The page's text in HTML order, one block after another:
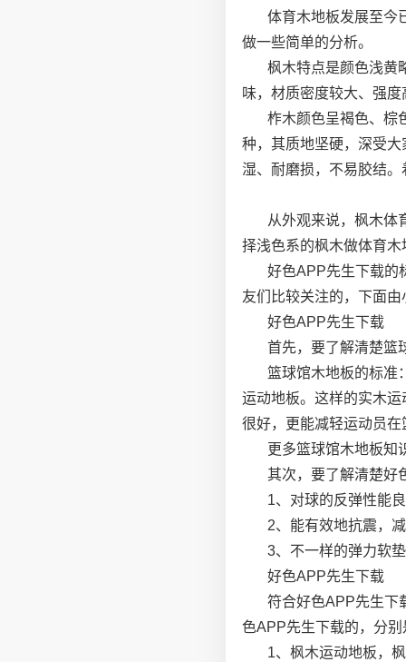
体育木地板发展至今
做一些简单的分析。
枫木特点是颜色浅黄
味，材质密度较大、强
柞木颜色呈褐色、棕
种，其质地坚硬，深受
湿、耐磨损，不易胶结
从外观来说，枫木体
择浅色系的枫木做体育
好色APP先生下载的
友们比较关注的，下面
好色APP先生下载
首先，要了解清楚篮
篮球馆木地板的标准
运动地板。这样的实木
很好，更能减轻运动员
更多篮球馆木地板知
其次，要了解清楚好
1、对球的反弹性能
2、能有效地抗震，
3、不一样的弹力软
好色APP先生下载
符合好色APP先生下
色APP先生下载的，分别
1、枫木运动地板，